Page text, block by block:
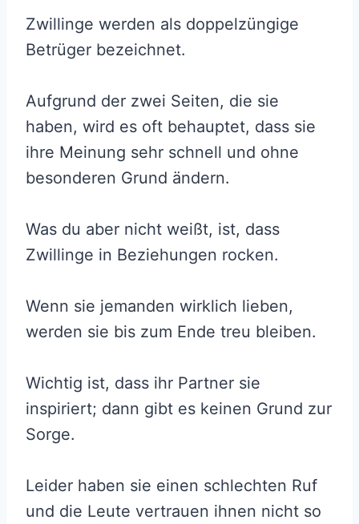
Zwillinge werden als doppelzüngige
Betrüger bezeichnet.
Aufgrund der zwei Seiten, die sie
haben, wird es oft behauptet, dass sie
ihre Meinung sehr schnell und ohne
besonderen Grund ändern.
Was du aber nicht weißt, ist, dass
Zwillinge in Beziehungen rocken.
Wenn sie jemanden wirklich lieben,
werden sie bis zum Ende treu bleiben.
Wichtig ist, dass ihr Partner sie
inspiriert; dann gibt es keinen Grund zur
Sorge.
Leider haben sie einen schlechten Ruf
und die Leute vertrauen ihnen nicht so